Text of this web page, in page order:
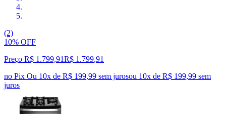
(2)
10% OFF
Preço R$ 1.799,91R$ 1.799,91
no Pix Ou 10x de R$ 199,99 sem jurosou 10x de R$ 199,99 sem
juros